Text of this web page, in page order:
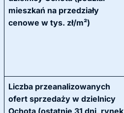
mieszkań na przedziały
cenowe w tys. zł/m²)
Liczba przeanalizowanych
ofert sprzedaży w dzielnicy
Ochota (ostatnie 31 dni, rynek